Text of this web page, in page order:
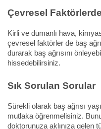
Çevresel
Kirli ve dumanlı hava,
çevresel faktörler de baş
durarak baş ağrısını
hissedebilirsiniz.
Sık Sorulan Sorular
Sürekli olarak baş ağrısı
mutlaka öğrenmelisiniz.
doktorunuza aklınıza gelen